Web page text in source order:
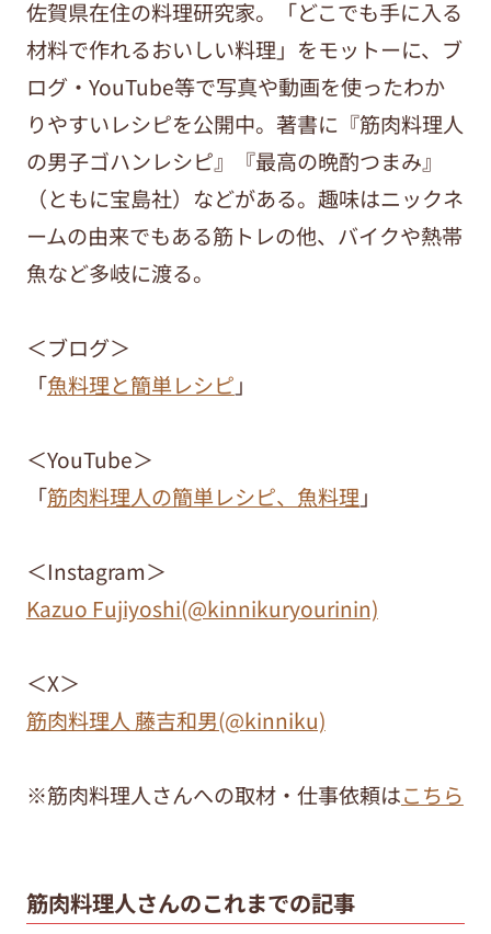
佐賀県在住の料理研究家。「どこでも手に入る
材料で作れるおいしい料理」をモットーに、ブ
ログ・YouTube等で写真や動画を使ったわか
りやすいレシピを公開中。著書に『筋肉料理人
の男子ゴハンレシピ』『最高の晩酌つまみ』
（ともに宝島社）などがある。趣味はニックネ
ームの由来でもある筋トレの他、バイクや熱帯
魚など多岐に渡る。
＜ブログ＞
「魚料理と簡単レシピ 」
＜YouTube＞
「筋肉料理人の簡単レシピ、魚料理」
＜Instagram＞
Kazuo Fujiyoshi(@kinnikuryourinin)
＜X＞
筋肉料理人 藤吉和男(@kinniku)
※筋肉料理人さんへの取材・仕事依頼はこちら
筋肉料理人さんのこれまでの記事